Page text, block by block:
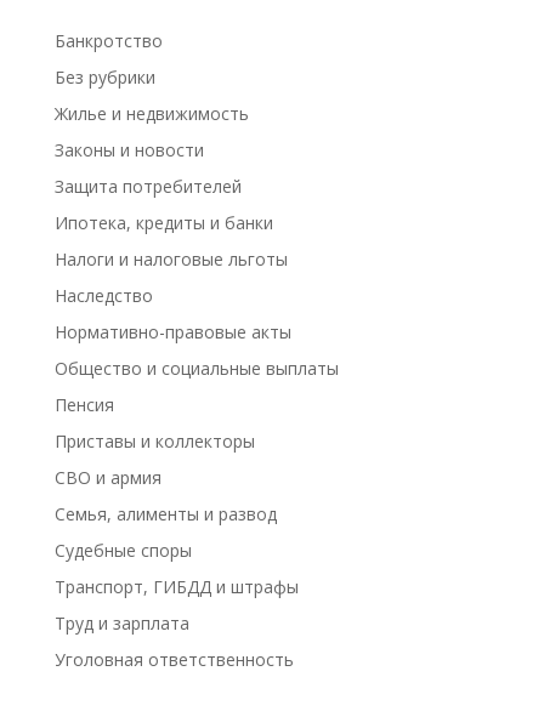
Банкротство
Без рубрики
Жилье и недвижимость
Законы и новости
Защита потребителей
Ипотека, кредиты и банки
Налоги и налоговые льготы
Наследство
Нормативно-правовые акты
Общество и социальные выплаты
Пенсия
Приставы и коллекторы
СВО и армия
Семья, алименты и развод
Судебные споры
Транспорт, ГИБДД и штрафы
Труд и зарплата
Уголовная ответственность